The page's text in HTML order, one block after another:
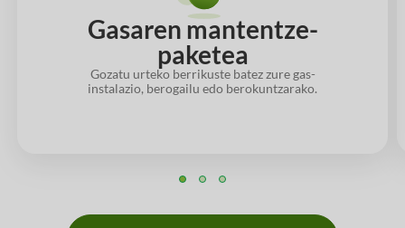
Gasaren mantentze-
paketea
Gozatu urteko berrikuste batez zure gas-
instalazio, berogailu edo berokuntzarako.